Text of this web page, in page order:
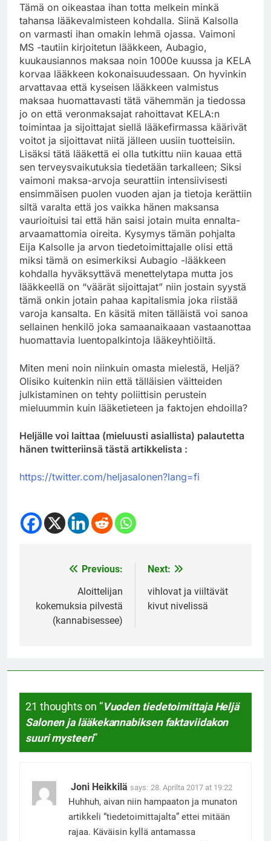
Tämä on oikeastaa ihan totta melkein minkä
tahansa lääkevalmisteen kohdalla. Siinä Kalsolla
on varmasti ihan omakin lehmä ojassa. Vaimoni
MS -tautiin kirjoitetun lääkkeen, Aubagio,
kuukausiannos maksaa noin 1000e kuussa ja KELA
korvaa lääkkeen kokonaisuudessaan. On hyvinkin
arvattavaa että kyseisen lääkkeen valmistus
maksaa huomattavasti tätä vähemmän ja tiedossa
jo on että veronmaksajat rahoittavat KELA:n
toimintaa ja sijoittajat siellä lääkefirmassa käärivät
voitot ja sijoittavat niitä jälleen uusiin tuotteisiin.
Lisäksi tätä lääkettä ei olla tutkittu niin kauaa että
sen terveysvaikutuksia tiedetään tarkalleen; Siksi
vaimoni maksa-arvoja seurattiin intensiivisesti
ensimmäisen puolen vuoden ajan ja tietoja kerättiin
siltä varalta että jos vaikka hänen maksansa
vaurioituisi tai että hän saisi jotain muita ennalta-
arvaamattomia oireita. Kysymys tämän pohjalta
Eija Kalsolle ja arvon tiedetoimittajalle olisi että
miksi tämä on esimerkiksi Aubagio -lääkkeen
kohdalla hyväksyttävä menettelytapa mutta jos
lääkkeellä on “väärät sijoittajat” niin jostain syystä
tämä onkin jotain pahaa kapitalismia joka riistää
varoja kansalta. En käsitä miten tälläistä voi sanoa
sellainen henkilö joka samaanaikaaan vastaanottaa
huomattavia luentopalkintoja lääkeyhtiöiltä.
Miten meni noin niinkuin omasta mielestä, Heljä?
Olisiko kuitenkin niin että tälläisien väitteiden
julkistaminen on tehty poliittisin perustein
mieluummin kuin lääketieteen ja faktojen ehdoilla?
Heljälle voi laittaa (mieluusti asiallista) palautetta
hänen twitteriinsä tästä artikkelista :
https://twitter.com/heljasalonen?lang=fi
navigation
Previous:
Aloittelijan
kokemuksia pilvestä
(kannabisessee)
Next:
vihlovat ja viiltävät
kivut nivelissä
21 thoughts on “Vuoden tiedetoimittaja Heljä
Salonen ja lääkekannabiksen faktaviidakon
suuri mysteeri”
Joni Heikkilä says: 28. Aprilta 2017 at 19:22
Huhhuh, aivan niin hampaaton ja munaton
artikkeli “tiedetoimittajalta” ettei mitään
rajaa. Käväisin kyllä antamassa